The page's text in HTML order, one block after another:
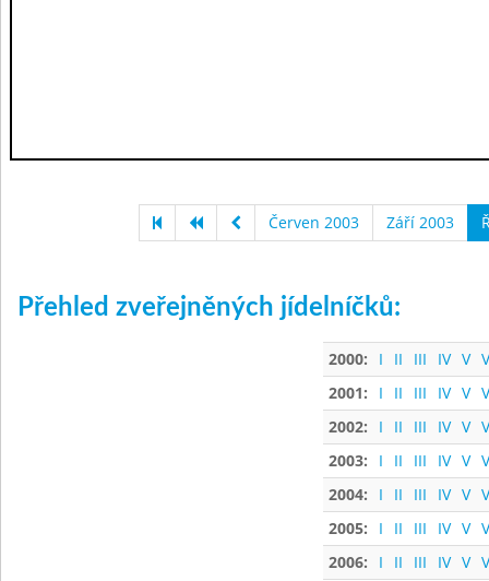
Červen 2003 Září 2003
Přehled zveřejněných jídelníčků:
2000: I II III IV V
2001:
I II III IV V
2002:
I II III IV V
2003:
I II III IV V
2004:
I II III IV V
2005:
I II III IV V
2006:
I II III IV V